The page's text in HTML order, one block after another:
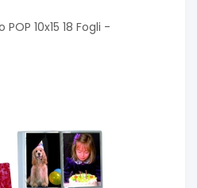
10x15 18 Fogli -